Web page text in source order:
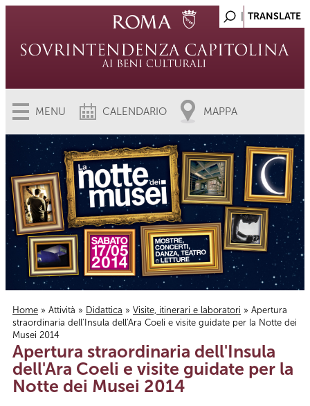
MENU CALENDARIO MAPPA
Tu sei qui
Home » Attività » Didattica » Visite, itinerari e laboratori » Apertura
straordinaria dell'Insula dell'Ara Coeli e visite guidate per la Notte dei
Musei 2014
Apertura straordinaria dell'Insula
dell'Ara Coeli e visite guidate per la
Notte dei Musei 2014